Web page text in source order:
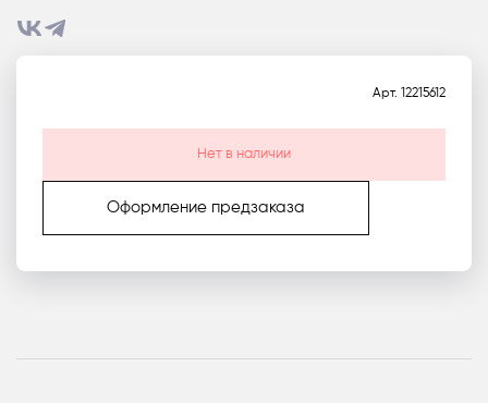
Арт. 12215612
Нет в наличии
Оформление предзаказа